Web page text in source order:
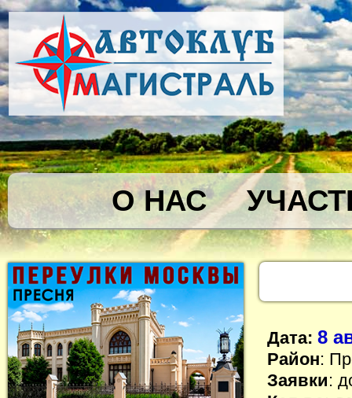
О НАС
Дата: 8
Район:
Заявки: